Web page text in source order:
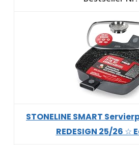
STONELINE SMART
REDESIGN 25/26 ☆